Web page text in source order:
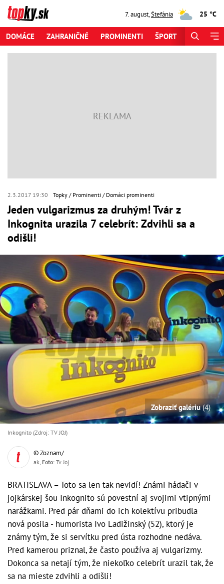
7. august,Štefánia 25 °C
DOMÁCE ZAHRANIČNÉ PROMINENTI ŠPORT
2.3.2017 19:30 Topky Prominenti Domáci prominenti
Jeden vulgarizmus za druhým! Tvár z
Inkognita urazila 7 celebrít: Zdvihli sa a
odišli!
Zobraziť galériu(4)
Inkognito (Zdroj: TV JOJ)
© Zoznam/
ak, Foto: Tv Joj
BRATISLAVA – Toto sa len tak nevidí! Známi hádači v
jojkárskej šou Inkognito sú povestní aj svojimi vtipnými
narážkami. Pred pár dňami do ich kolektívu pribudla
nová posila - humorista Ivo Ladižinský (52), ktorý je
známy tým, že si servítku pred ústa rozhodne nedáva.
Pred kamerou priznal, že často používa aj vulgarizmy.
Dokonca sa netají tým, že niekoľko celebrít urazil tak, že
sa na mieste zdvihli a odišli!